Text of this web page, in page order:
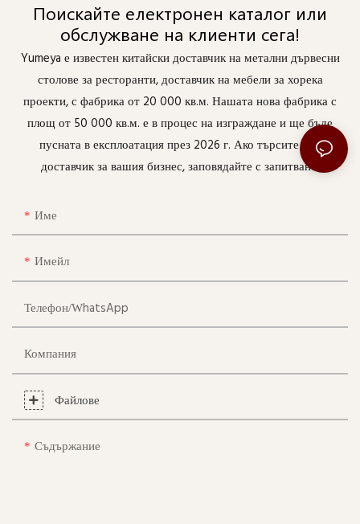
Поискайте електронен каталог или
обслужване на клиенти сега!
Yumeya е известен китайски доставчик на метални дървесни
столове за ресторанти, доставчик на мебели за хорека
проекти, с фабрика от 20 000 кв.м. Нашата нова фабрика с
площ от 50 000 кв.м. е в процес на изграждане и ще бъде
пусната в експлоатация през 2026 г. Ако търсите нов
доставчик за вашия бизнес, заповядайте с запитване.
Име
Имейл
Телефон/WhatsApp
Компания
Файлове
Съдържание